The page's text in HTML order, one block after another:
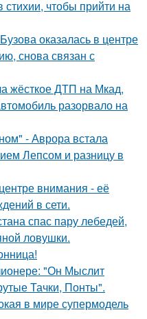
чтобы прийти на
оказалась в центре
снова связан с
жёсткое ДТП на Мкад,
разорвало на
- Аврора встала
Лепсом и разницу в
внимания - её
в сети.
спас пару лебедей,
ловушки.
"Он Мыслит
Тачки, Понты".
в мире супермодель